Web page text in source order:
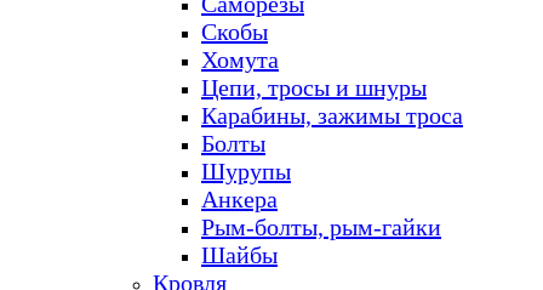
Скобы
Хомута
Цепи, тросы и шнуры
Карабины, зажимы троса
Болты
Шурупы
Анкера
Рым-болты, рым-гайки
Шайбы
Кровля